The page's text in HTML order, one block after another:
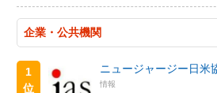
企業・公共機関
1
位
ニュージャージー日米
情報